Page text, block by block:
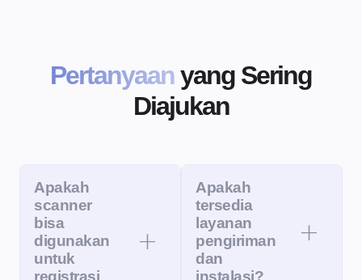
Pertanyaanyang Sering
Diajukan
Apakah
scanner
bisa
digunakan
untuk
registrasi
Apakah
tersedia
layanan
pengiriman
dan
instalasi?